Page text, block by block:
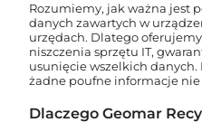
Rozumiemy, jak ważna jest
danych zawartych w
urzędach. Dlatego
niszczenia sprzętu IT,
usunięcie wszelkich danych.
żadne poufne informacje nie
Dlaczego Geomar